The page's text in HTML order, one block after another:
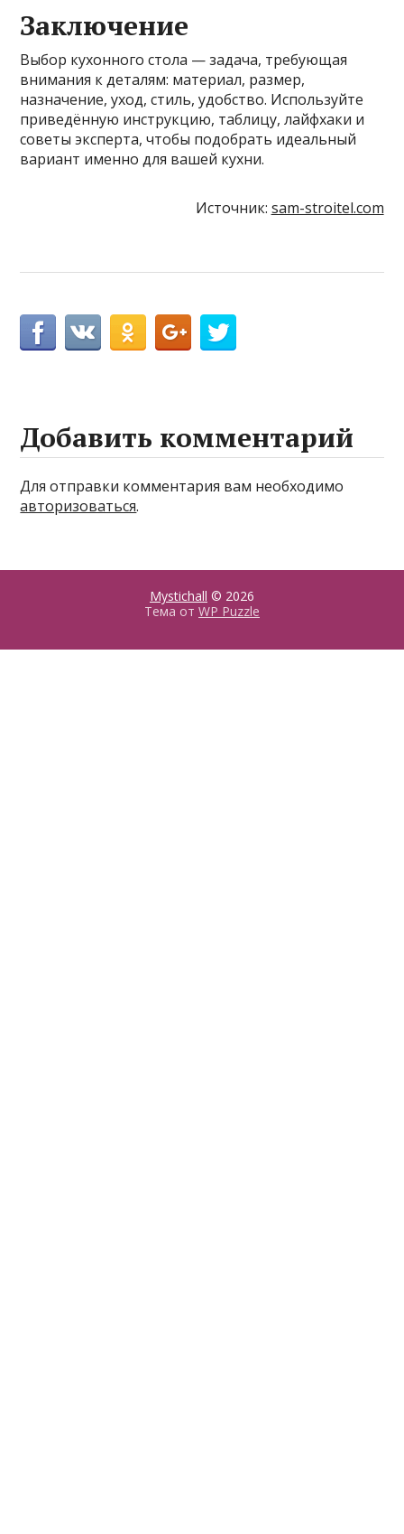
Заключение
Выбор кухонного стола — задача, требующая
внимания к деталям: материал, размер,
назначение, уход, стиль, удобство. Используйте
приведённую инструкцию, таблицу, лайфхаки и
советы эксперта, чтобы подобрать идеальный
вариант именно для вашей кухни.
Источник: sam-stroitel.com
Добавить комментарий
Для отправки комментария вам необходимо
авторизоваться.
Mystichall © 2026
Тема от WP Puzzle